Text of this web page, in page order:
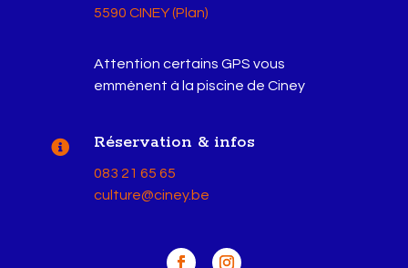
5590 CINEY (Plan)
Attention certains GPS vous
emmènent à la piscine de Ciney
 Réservation & infos
083 21 65 65
culture@ciney.be